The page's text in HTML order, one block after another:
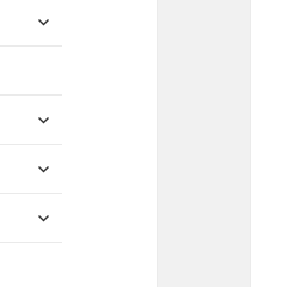
ouvrir
ouvrir
sous-
ouvrir
sous-
ouvrir